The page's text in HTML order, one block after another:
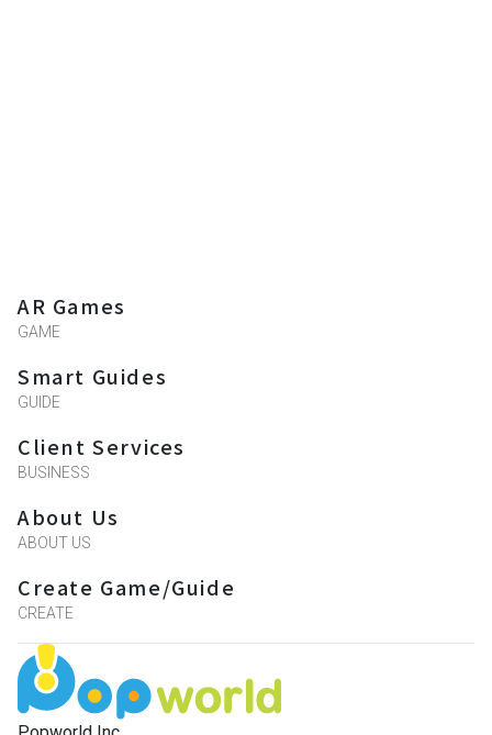
AR Games
GAME
Smart Guides
GUIDE
Client Services
BUSINESS
About Us
ABOUT US
Create Game/Guide
CREATE